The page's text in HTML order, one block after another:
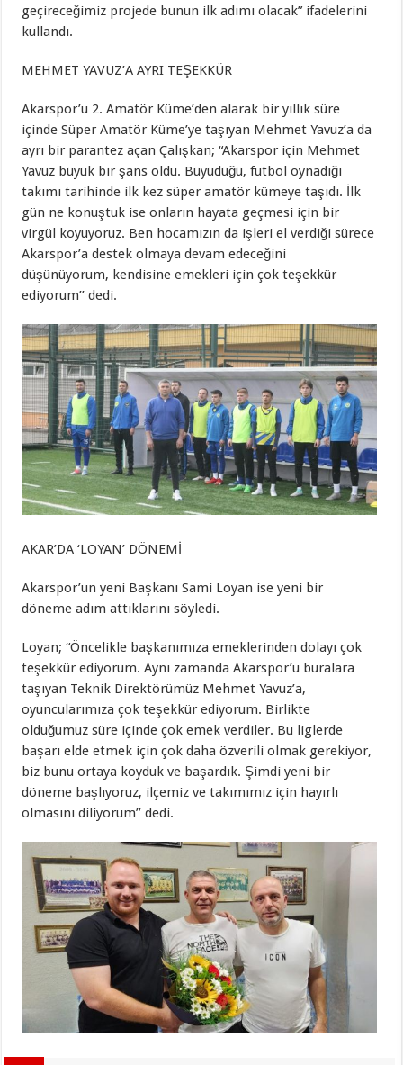
geçireceğimiz projede bunun ilk adımı olacak” ifadelerini
kullandı.
MEHMET YAVUZ’A AYRI TEŞEKKÜR
Akarspor’u 2. Amatör Küme’den alarak bir yıllık süre
içinde Süper Amatör Küme’ye taşıyan Mehmet Yavuz’a da
ayrı bir parantez açan Çalışkan; “Akarspor için Mehmet
Yavuz büyük bir şans oldu. Büyüdüğü, futbol oynadığı
takımı tarihinde ilk kez süper amatör kümeye taşıdı. İlk
gün ne konuştuk ise onların hayata geçmesi için bir
virgül koyuyoruz. Ben hocamızın da işleri el verdiği sürece
Akarspor’a destek olmaya devam edeceğini
düşünüyorum, kendisine emekleri için çok teşekkür
ediyorum’’ dedi.
AKAR’DA ‘LOYAN’ DÖNEMİ
Akarspor’un yeni Başkanı Sami Loyan ise yeni bir
döneme adım attıklarını söyledi.
Loyan; “Öncelikle başkanımıza emeklerinden dolayı çok
teşekkür ediyorum. Aynı zamanda Akarspor’u buralara
taşıyan Teknik Direktörümüz Mehmet Yavuz’a,
oyuncularımıza çok teşekkür ediyorum. Birlikte
olduğumuz süre içinde çok emek verdiler. Bu liglerde
başarı elde etmek için çok daha özverili olmak gerekiyor,
biz bunu ortaya koyduk ve başardık. Şimdi yeni bir
döneme başlıyoruz, ilçemiz ve takımımız için hayırlı
olmasını diliyorum’’ dedi.